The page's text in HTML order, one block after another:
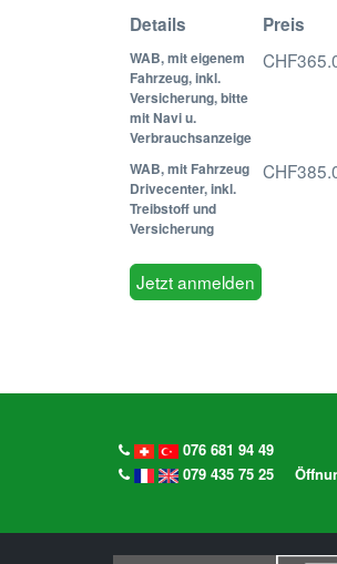
Details Preis
WAB, mit eigenem
Fahrzeug, inkl.
Versicherung, bitte
mit Navi u.
Verbrauchsanzeige
WAB, mit Fahrzeug
Drivecenter, inkl.
Treibstoff und
Versicherung
076 681 94 49
079 435 75 25